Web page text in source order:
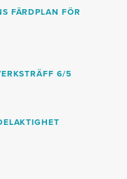
FÄRDPLAN FÖR
6/5